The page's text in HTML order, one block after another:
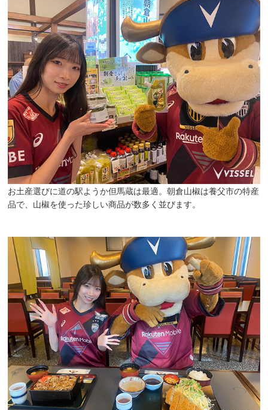
お土産選びに道の駅ようか但馬蔵は最適。朝倉山椒は養父市の特産
品で、山椒を使った珍しい商品が数多く並びます。